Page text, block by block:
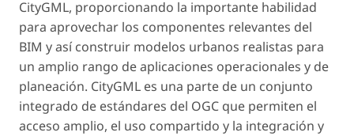
CityGML, proporcionando la importante habilidad
para aprovechar los componentes relevantes del
BIM y así construir modelos urbanos realistas para
un amplio rango de aplicaciones operacionales y de
planeación. CityGML es una parte de un conjunto
integrado de estándares del OGC que permiten el
acceso amplio, el uso compartido y la integración y